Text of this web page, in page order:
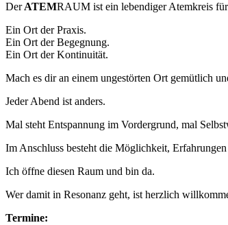
DerATEMRAUM ist ein lebendiger Atemkreis
Ein Ort der Praxis.
Ein Ort der Begegnung.
Ein Ort der Kontinuität.
Mach es dir an einem ungestörten Ort gemütlich
Jeder Abend ist anders.
Mal steht Entspannung im Vordergrund, mal
Im Anschluss besteht die Möglichkeit,
Ich öffne diesen Raum und bin da.
Wer damit in Resonanz geht, ist herzlich
Termine: